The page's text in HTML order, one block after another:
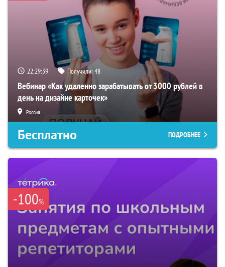
22:29:38 Получили:48
Вебинар «Как удаленно зарабатывать от 3000 рублей в
день на дизайне карточек»
Россия
Бесплатно ПОДРОБНЕЕ
-100%